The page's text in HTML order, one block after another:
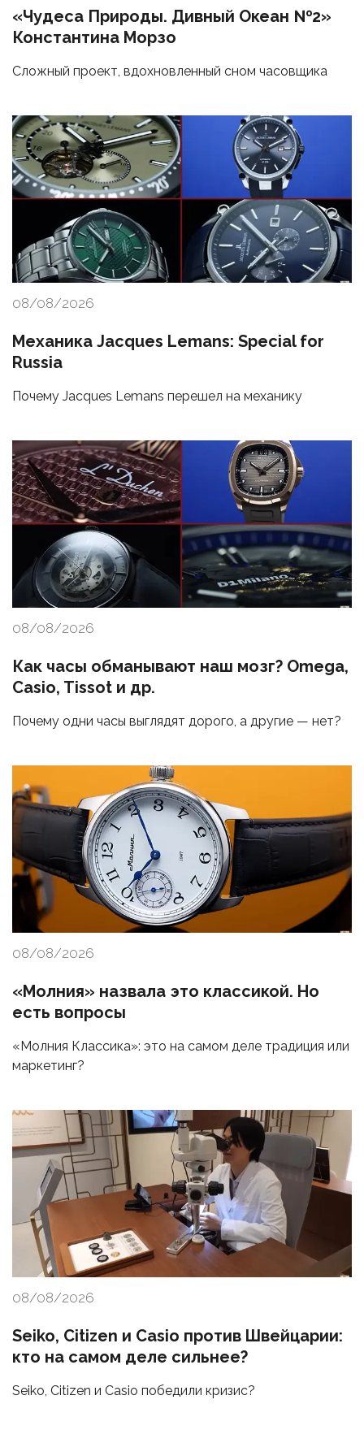
«Чудеса Природы. Дивный Океан №2»
Константина Морзо
Сложный проект, вдохновленный сном часовщика
08/08/2026
Механика Jacques Lemans: Special for
Russia
Почему Jacques Lemans перешел на механику
08/08/2026
Как часы обманывают наш мозг? Omega,
Casio, Tissot и др.
Почему одни часы выглядят дорого, а другие — нет?
08/08/2026
«Молния» назвала это классикой. Но
есть вопросы
«Молния Классика»: это на самом деле традиция или
маркетинг?
08/08/2026
Seiko, Citizen и Casio против Швейцарии:
кто на самом деле сильнее?
Seiko, Citizen и Casio победили кризис?